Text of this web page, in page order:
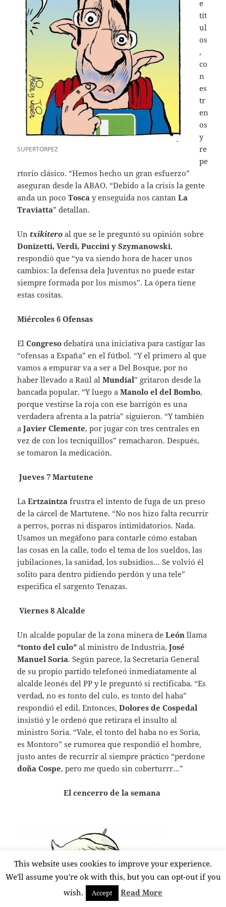
SUPERTORPEZ
e
tít
ul
os
,
co
n
es
tr
en
os
y
re
pe
rtorio clásico. “Hemos hecho un gran esfuerzo”
aseguran desde la ABAO. “Debido a la crisis la gente
anda un pocoTosca y enseguida nos cantanLa
Traviatta” detallan.
Un txikitero al que se le preguntó su opinión sobre
Donizetti, Verdi, Puccini y Szymanowski,
respondió que “ya va siendo hora de hacer unos
cambios: la defensa dela Juventus no puede estar
siempre formada por los mismos”. La ópera tiene
estas cositas.
Miércoles 6 Ofensas
ElCongreso debatirá una iniciativa para castigar las
“ofensas a España” en el fútbol. “Y el primero al que
vamos a empurar va a ser a Del Bosque, por no
haber llevado a Raúl alMundial” gritaron desde la
bancada popular. “Y luego aManolo el del Bombo,
porque vestirse la roja con ese barrigón es una
verdadera afrenta a la patria” siguieron. “Y también
aJavier Clemente, por jugar con tres centrales en
vez de con los tecniquillos” remacharon. Después,
se tomaron la medicación.
Jueves 7 Martutene
LaErtzaintza frustra el intento de fuga de un preso
de la cárcel de Martutene. “No nos hizo falta recurrir
a perros, porras ni disparos intimidatorios. Nada.
Usamos un megáfono para contarle cómo estaban
las cosas en la calle, todo el tema de los sueldos, las
jubilaciones, la sanidad, los subsidios… Se volvió él
solito para dentro pidiendo perdón y una tele”
especifica el sargento Tenazas.
Viernes 8 Alcalde
Un alcalde popular de la zona minera deLeónllama
“tonto del culo” al ministro de Industria,José
Manuel Soria. Según parece, la Secretaria General
de su propio partido telefoneó inmediatamente al
alcalde leonés del PP y le preguntó si rectificaba. “Es
verdad, no es tonto del culo, es tonto del haba”
respondió el edil. Entonces,Dolores de Cospedal
insistió y le ordenó que retirara el insulto al
ministro Soria. “Vale, el tonto del haba no es Soria,
es Montoro” se rumorea que respondió el hombre,
justo antes de recurrir al siempre práctico “perdone
doña Cospe, pero me quedo sin coberturrr…”
El cencerro de la semana
This website uses cookies to improve your experience.
We'll assume you're ok with this, but you can opt-out if you
wish.
Accept Read More